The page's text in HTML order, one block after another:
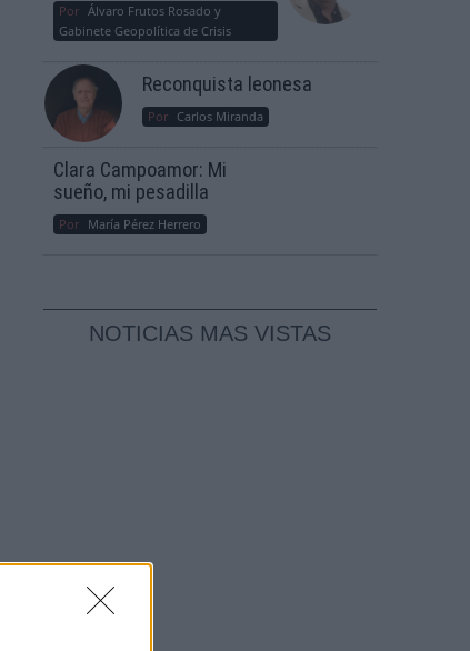
Por Álvaro Frutos Rosado y
Gabinete Geopolítica de Crisis
Reconquista leonesa
Por Carlos Miranda
Clara Campoamor: Mi
sueño, mi pesadilla
Por María Pérez Herrero
NOTICIAS MAS VISTAS